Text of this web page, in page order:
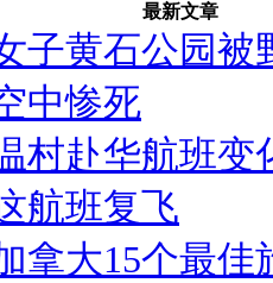
最新文章
子黄石公园被
中惨死
村赴华航班变
航班复飞
拿大15个最佳